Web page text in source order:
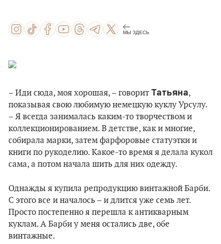
МЫ ЗДЕСЬ
– Иди сюда, моя хорошая, – говорит Татьяна,
показывая свою любимую немецкую куклу Урсулу.
– Я всегда занималась каким-то творчеством и
коллекционированием. В детстве, как и многие,
собирала марки, затем фарфоровые статуэтки и
книги по рукоделию. Какое-то время я делала кукол
сама, а потом начала шить для них одежду.
Однажды я купила репродукцию винтажной Барби.
С этого все и началось – и длится уже семь лет.
Просто постепенно я перешла к антикварным
куклам. А Барби у меня остались две, обе
винтажные.